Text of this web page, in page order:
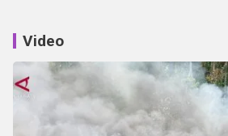
Video